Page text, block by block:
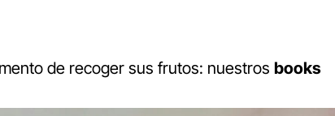
de recoger sus frutos: nuestros books